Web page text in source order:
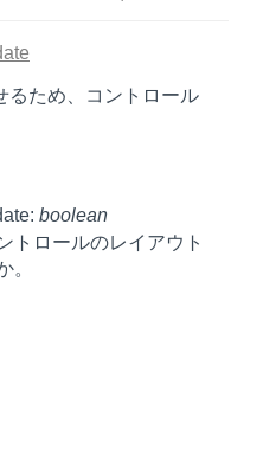
るため、コントロール
boolean
トロールのレイアウト
。